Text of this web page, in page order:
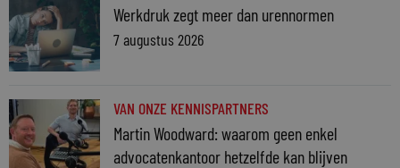
Werkdruk zegt meer dan urennormen
7 augustus 2026
VAN ONZE KENNISPARTNERS
Martin Woodward: waarom geen enkel
advocatenkantoor hetzelfde kan blijven